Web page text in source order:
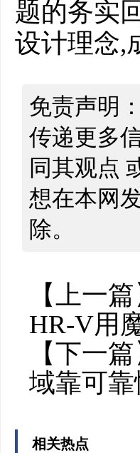
题的务实
设计理念,
免责声明
传递更多
同其观点
想在本网
除。
【上一篇
HR-V用
【下一篇
域靠可
相关热点